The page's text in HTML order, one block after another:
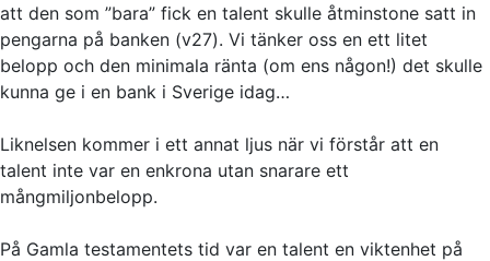
att den som ”bara” fick en talent skulle åtminstone satt in
pengarna på banken (v27). Vi tänker oss en ett litet
belopp och den minimala ränta (om ens någon!) det skulle
kunna ge i en bank i Sverige idag…
Liknelsen kommer i ett annat ljus när vi förstår att en
talent inte var en enkrona utan snarare ett
mångmiljonbelopp.
På Gamla testamentets tid var en talent en viktenhet på